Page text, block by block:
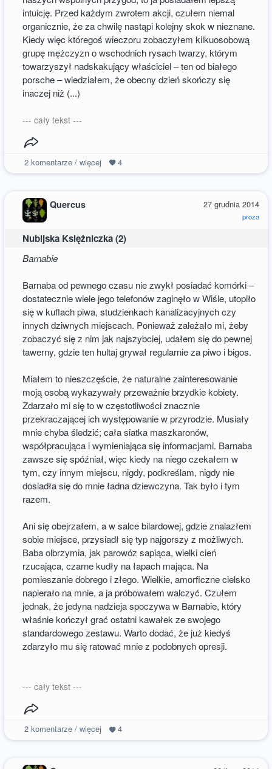
intuicję. Przed każdym zwrotem akcji, czułem niemal
organicznie, że za chwilę nastąpi kolejny skok w nieznane.
Kiedy więc któregoś wieczoru zobaczyłem kilkuosobową
grupę mężczyzn o wschodnich rysach twarzy, którym
towarzyszył nadskakujący właściciel – ten od białego
porsche – wiedziałem, że obecny dzień skończy się
inaczej niż (...)
--- cały tekst ---
2komentarze / więcej 4
27 grudnia 2014
proza
Quercus
Nubijska Księżniczka (2)
Barnabie
Barnaba od pewnego czasu nie zwykł posiadać komórki –
dostatecznie wiele jego telefonów zaginęło w Wiśle, utopiło
się w kuflach piwa, studzienkach kanalizacyjnych czy
innych dziwnych miejscach. Ponieważ zależało mi, żeby
zobaczyć się z nim jak najszybciej, udałem się do pewnej
tawerny, gdzie ten hultaj grywał regularnie za piwo i bigos.
Miałem to nieszczęście, że naturalne zainteresowanie
moją osobą wykazywały przeważnie brzydkie kobiety.
Zdarzało mi się to w częstotliwości znacznie
przekraczającej ich występowanie w przyrodzie. Musiały
mnie chyba śledzić; cała siatka maszkaronów,
współpracująca i wymieniająca się informacjami. Barnaba
zawsze się spóźniał, więc kiedy na niego czekałem w
tym, czy innym miejscu, nigdy, podkreślam, nigdy nie
dosiadła się do mnie ładna dziewczyna. Tak było i tym
razem.
Ani się obejrzałem, a w salce bilardowej, gdzie znalazłem
sobie miejsce, przysiadł się typ najgorszy z możliwych.
Baba olbrzymia, jak parowóz sapiąca, wielki cień
rzucająca, czarne kudły na łapach mająca. Na
pomieszanie dobrego i złego. Wielkie, amorficzne cielsko
napierało na mnie, a ja próbowałem walczyć. Czułem
jednak, że jedyna nadzieja spoczywa w Barnabie, który
właśnie kończył grać ostatni kawałek ze swojego
standardowego zestawu. Warto dodać, że już kiedyś
zdarzyło mu się ratować mnie z podobnych opresji.
--- cały tekst ---
2komentarze / więcej 4